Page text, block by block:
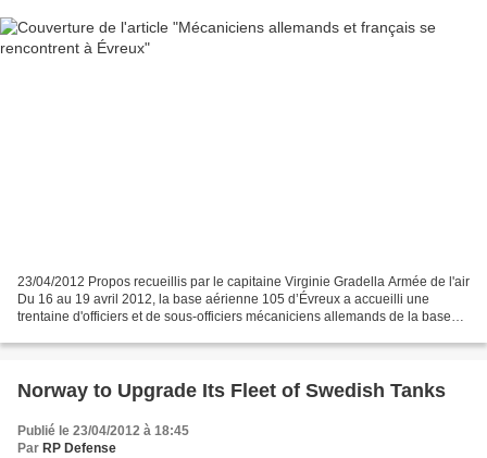
23/04/2012 Propos recueillis par le capitaine Virginie Gradella Armée de l'air
Du 16 au 19 avril 2012, la base aérienne 105 d’Évreux a accueilli une
trentaine d'officiers et de sous-officiers mécaniciens allemands de la base
Norway to Upgrade Its Fleet of Swedish Tanks
Publié le 23/04/2012 à 18:45
Par RP Defense